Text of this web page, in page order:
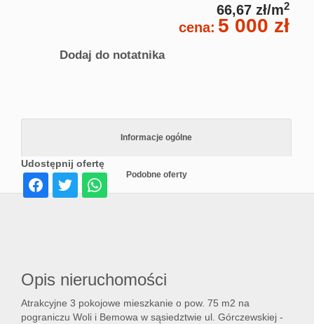
66,67 zł/m2
cena: 5 000 zł
Dodaj do notatnika
Udostępnij ofertę
Informacje ogólne
Podobne oferty
Opis nieruchomości
Atrakcyjne 3 pokojowe mieszkanie o pow. 75 m2 na
pograniczu Woli i Bemowa w sąsiedztwie ul. Górczewskiej -